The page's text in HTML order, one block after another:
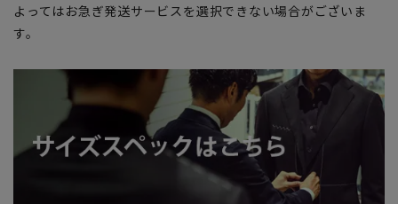
よってはお急ぎ発送サービスを選択できない場合がございま
す。